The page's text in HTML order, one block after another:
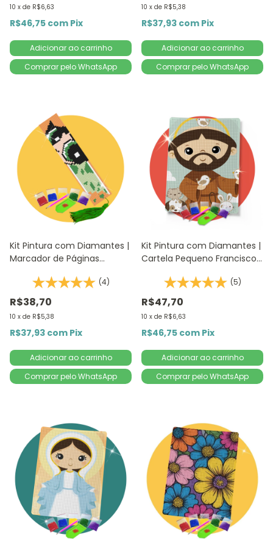
10 x de R$6,63
R$46,75 com Pix
Comprar pelo WhatsApp
10 x de R$5,38
R$37,93 com Pix
Comprar pelo WhatsApp
Kit Pintura com Diamantes |
Marcador de Páginas
Diamante Redondo |
Diamond Painting
(4)
R$38,70
10 x de R$5,38
R$37,93 com Pix
Comprar pelo WhatsApp
Kit Pintura com Diamantes |
Cartela Pequeno Francisco
Redondo | Diamond Painting
5D D
(5)
R$47,70
10 x de R$6,63
R$46,75 com Pix
Comprar pelo WhatsApp